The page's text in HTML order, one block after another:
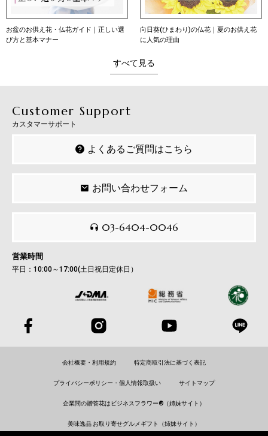
お盆のお供え花・仏花ガイド｜正しい選
び方と基本マナー
向日葵(ひまわり)の仏花｜夏のお供え花
に人気の理由
すべて見る
Customer Support
カスタマーサポート
よくあるご質問はこちら
お問い合わせフォーム
03-6404-0046
営業時間
平日：10:00～17:00(土日祝日定休日）
会社概要・利用規約 特定商取引法に基づく表記
プライバシーポリシー・個人情報取扱い サイトマップ
企業間の贈答花はビジネスフラワー®（姉妹サイト）
美味逸品 お取り寄せグルメギフト（姉妹サイト）